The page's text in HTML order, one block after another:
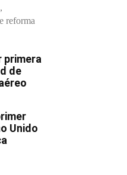
reforma
primera
de
Unido